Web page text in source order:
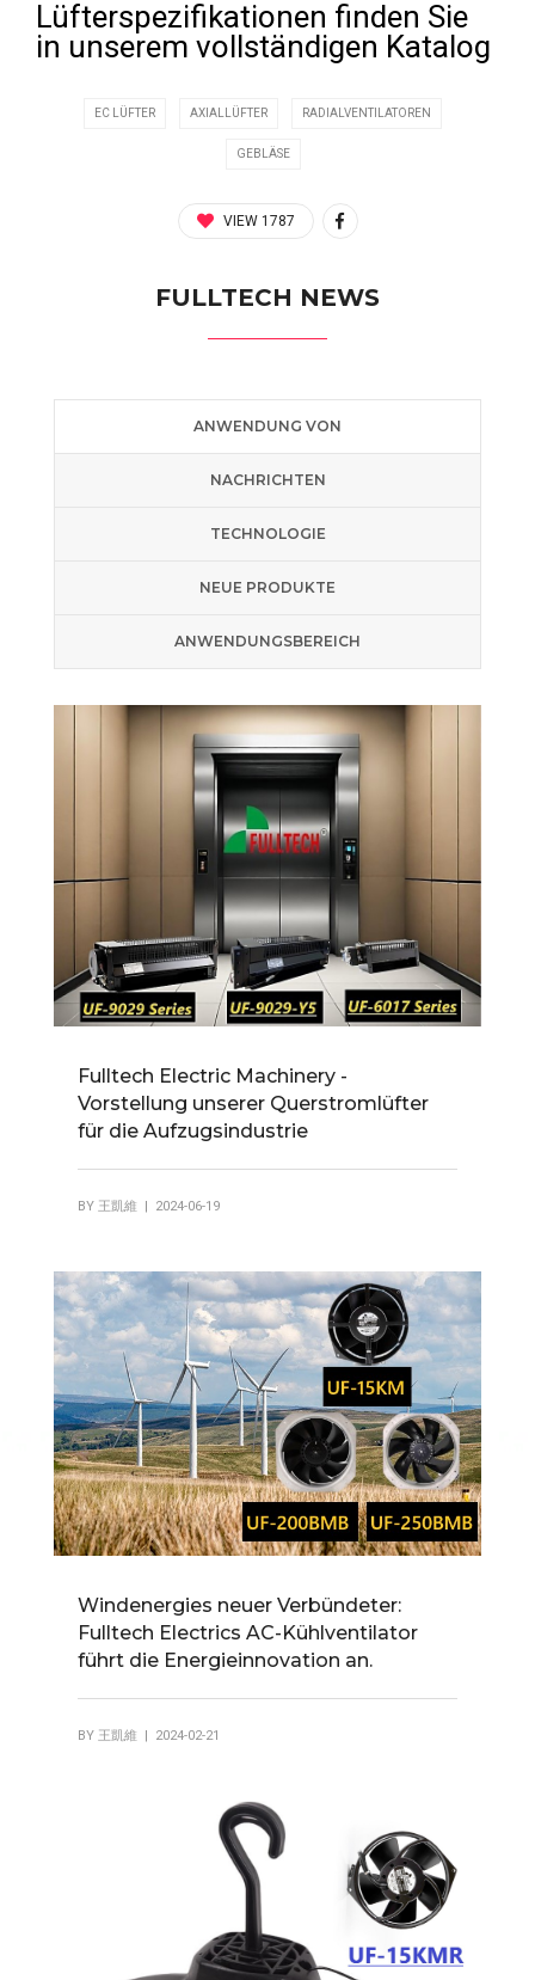
Lüfterspezifikationen finden Sie
in unserem vollständigen Katalog
EC LÜFTER AXIALLÜFTER RADIALVENTILATOREN
GEBLÄSE
VIEW 1787
FULLTECH NEWS
ANWENDUNG VON
NACHRICHTEN
TECHNOLOGIE
NEUE PRODUKTE
ANWENDUNGSBEREICH
Fulltech Electric Machinery -
Vorstellung unserer Querstromlüfter
für die Aufzugsindustrie
BY 王凱維 | 2024-06-19
Windenergies neuer Verbündeter:
Fulltech Electrics AC-Kühlventilator
führt die Energieinnovation an.
BY 王凱維 | 2024-02-21